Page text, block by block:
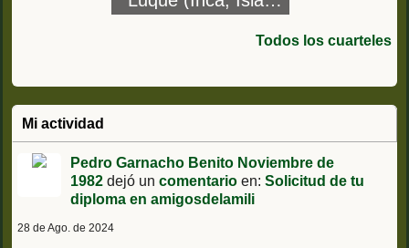
Baleares) Grupo
Ligero de CaballeríaTodos los cuarteles
Mi actividad
Pedro Garnacho Benito Noviembre de
1982 dejó un comentario en: Solicitud de tu
diploma en amigosdelamili
28 de Ago. de 2024